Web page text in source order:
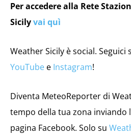
Per accedere alla Rete
Sicilyvai quì
Weather Sicily è social. Seguici
YouTube e Instagram!
Diventa MeteoReporter di
tempo della tua zona inviando
pagina Facebook. Solo su